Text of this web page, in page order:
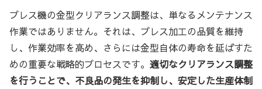
プレス機の金型クリアランス調整は、単なるメンテナンス
作業ではありません。それは、プレス加工の品質を維持
し、作業効率を高め、さらには金型自体の寿命を延ばすた
めの重要な戦略的プロセスです。 適切なクリアランス調整
を行うことで、不良品の発生を抑制し、安定した生産体制